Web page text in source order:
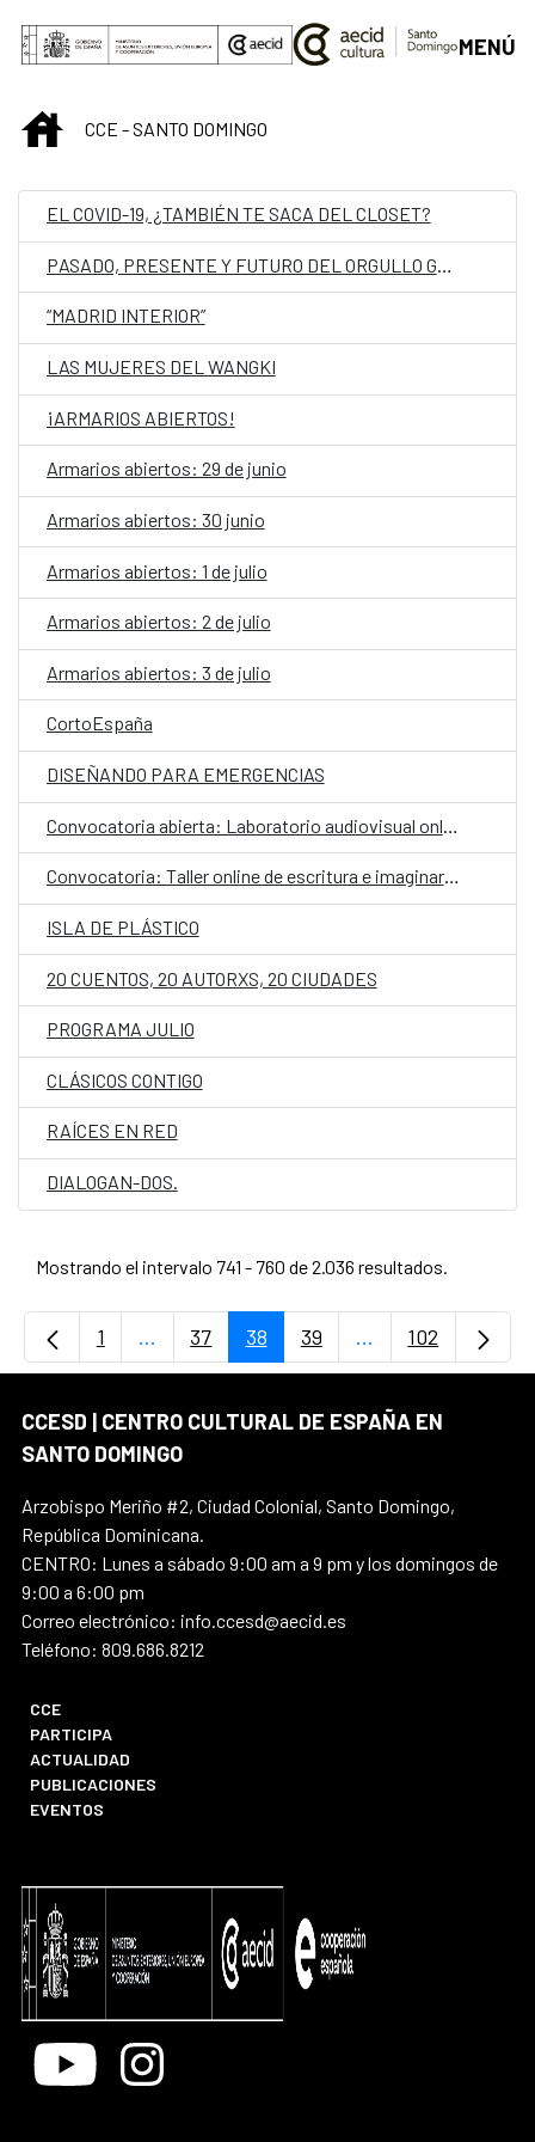
Saltar al contenido principal
MENÚ
INICIOCCE - SANTO DOMINGO
EL COVID-19, ¿TAMBIÉN TE SACA DEL CLOSET?
PASADO, PRESENTE Y FUTURO DEL ORGULLO GLBTIQ DOMINICANO
“MADRID INTERIOR”
LAS MUJERES DEL WANGKI
¡ARMARIOS ABIERTOS!
Armarios abiertos: 29 de junio
Armarios abiertos: 30 junio
Armarios abiertos: 1 de julio
Armarios abiertos: 2 de julio
Armarios abiertos: 3 de julio
CortoEspaña
DISEÑANDO PARA EMERGENCIAS
Convocatoria: Taller online de escritura e imaginarios
ISLA DE PLÁSTICO
20 CUENTOS, 20 AUTORXS, 20 CIUDADES
PROGRAMA JULIO
CLÁSICOS CONTIGO
RAÍCES EN RED
DIALOGAN-DOS.
Mostrando el intervalo 741 - 760 de 2.036 resultados.
Página
1 ...Páginas intermedias Use TAB para
Página
37 Página
38 Página
39 ...PáginasPágina
102
CCESD | CENTRO CULTURAL DE ESPAÑA EN
SANTO DOMINGO
Arzobispo Meriño #2, Ciudad Colonial, Santo Domingo,
República Dominicana.
CENTRO: Lunes a sábado 9:00 am a 9 pm y los domingos de
9:00 a 6:00 pm
Correo electrónico: info.ccesd@aecid.es
Teléfono: 809.686.8212
CCE
PARTICIPA
ACTUALIDAD
PUBLICACIONES
EVENTOS
Youtube Instagram